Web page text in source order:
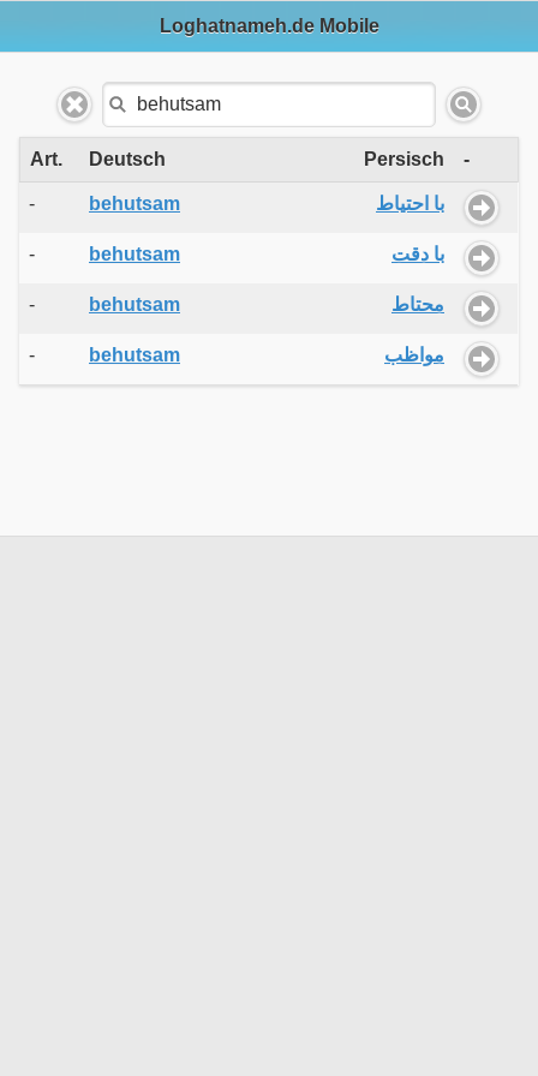
Loghatnameh.de Mobile
Art. Deutsch Persisch -
- behutsam با احتیاط
- behutsam با دقت
- behutsam محتاط
- behutsam مواظب